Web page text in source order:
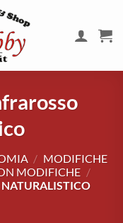
/ MODIFICHE
MODIFICHE /